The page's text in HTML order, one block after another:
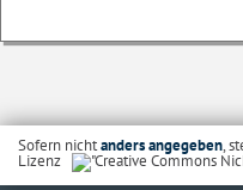
Sofern nichtanders angegeben,
Lizenz